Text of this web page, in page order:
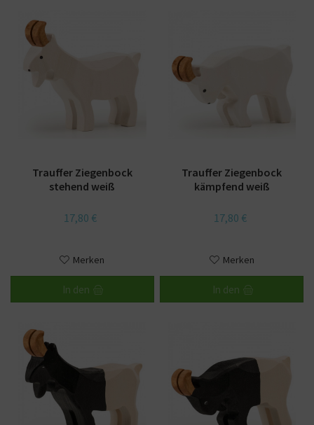
Trauffer Ziegenbock
stehend weiß
17,80 €
Merken
In den
Trauffer Ziegenbock
kämpfend weiß
17,80 €
Merken
In den